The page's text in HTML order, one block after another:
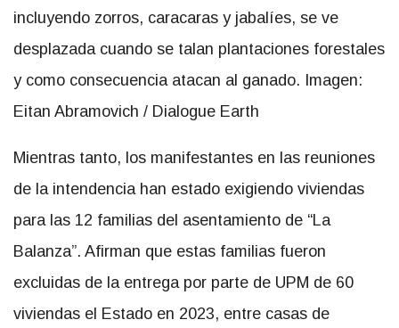
incluyendo zorros, caracaras y jabalíes, se ve
desplazada cuando se talan plantaciones forestales
y como consecuencia atacan al ganado. Imagen:
Eitan Abramovich / Dialogue Earth
Mientras tanto, los manifestantes en las reuniones
de la intendencia han estado exigiendo viviendas
para las 12 familias del asentamiento de “La
Balanza”. Afirman que estas familias fueron
excluidas de la entrega por parte de UPM de 60
viviendas el Estado en 2023, entre casas de